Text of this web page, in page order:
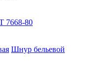
7668-80
Шнур бельевой